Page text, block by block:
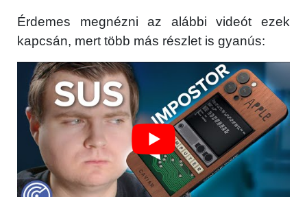
Érdemes megnézni az alábbi videót ezek
kapcsán, mert több más részlet is gyanús:
Használt Apple
Apple szerviz